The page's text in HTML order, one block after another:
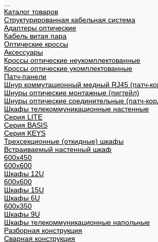
Каталог товаров
Структурированная кабельная система
Адаптеры оптические
Кабель витая пара
Оптические кроссы
Аксессуары
Кроссы оптические неукомплектованные
Кроссы оптические укомплектованные
Патч-панели
Шнур коммутационный медный RJ45 (патч-
Шнуры оптические монтажные (пигтейл)
Шнуры оптические соединительные (патч-
Шкафы телекоммуникационные настенные
Cерия LITE
Cерия BASIS
Cерия KEYS
Трехсекционные (откидные) шкафы
Встраиваемый настенный шкаф
600x450
600x600
Шкафы 12U
600x600
Шкафы 15U
Шкафы 6U
600x350
Шкафы 9U
Шкафы телекоммуникационные напольные
Разборная конструкция
Сварная конструкция